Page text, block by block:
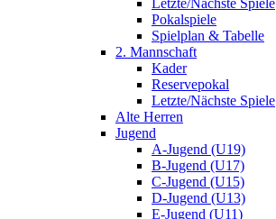
Letzte/Nächste Spiele
Pokalspiele
Spielplan & Tabelle
2. Mannschaft
Kader
Reservepokal
Letzte/Nächste Spiele
Alte Herren
Jugend
A-Jugend (U19)
B-Jugend (U17)
C-Jugend (U15)
D-Jugend (U13)
E-Jugend (U11)